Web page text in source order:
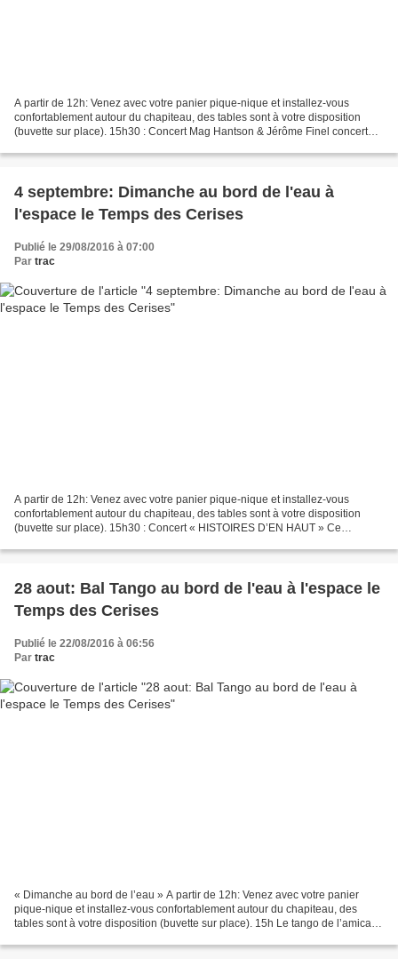
A partir de 12h: Venez avec votre panier pique-nique et installez-vous
confortablement autour du chapiteau, des tables sont à votre disposition
(buvette sur place). 15h30 : Concert Mag Hantson & Jérôme Finel concert
4 septembre: Dimanche au bord de l'eau à
l'espace le Temps des Cerises
Publié le 29/08/2016 à 07:00
Par trac
A partir de 12h: Venez avec votre panier pique-nique et installez-vous
confortablement autour du chapiteau, des tables sont à votre disposition
(buvette sur place). 15h30 : Concert « HISTOIRES D’EN HAUT » Ce
28 aout: Bal Tango au bord de l'eau à l'espace le
Temps des Cerises
Publié le 22/08/2016 à 06:56
Par trac
« Dimanche au bord de l’eau » A partir de 12h: Venez avec votre panier
pique-nique et installez-vous confortablement autour du chapiteau, des
tables sont à votre disposition (buvette sur place). 15h Le tango de l’amicale